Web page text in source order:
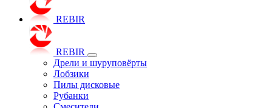
REBIR
REBIR
Дрели и шуруповёрты
Лобзики
Пилы дисковые
Рубанки